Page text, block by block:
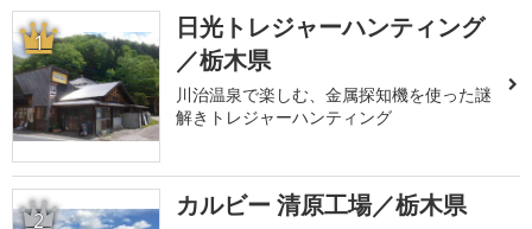
1
日光トレジャーハンティング
／栃木県
川治温泉で楽しむ、金属探知機を使った謎
解きトレジャーハンティング
2 カルビー 清原工場／栃木県